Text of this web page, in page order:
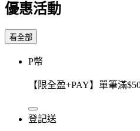
優惠活動
看全部
P幣
【限全盈+PAY】單筆滿
登記送